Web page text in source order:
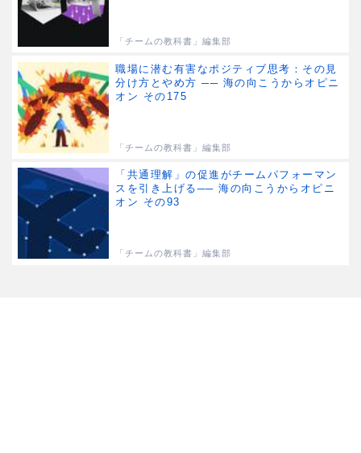
「チームの教科書」編集部
職場に潜む有害なポジティブ思考：その見
分け方とやめ方 ── 海の向こうからオピニ
オン その175
「チームの教科書」編集部
「共通理解」の促進がチームパフォーマン
スを引き上げる── 海の向こうからオピニ
オン その93
「チームの教科書」編集部